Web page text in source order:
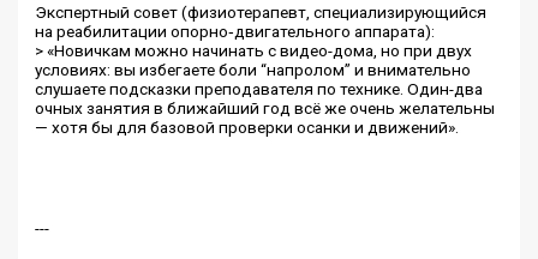
Экспертный совет (физиотерапевт, специализирующийся
на реабилитации опорно‑двигательного аппарата):
> «Новичкам можно начинать с видео-дома, но при двух
условиях: вы избегаете боли “напролом” и внимательно
слушаете подсказки преподавателя по технике. Один-два
очных занятия в ближайший год всё же очень желательны
— хотя бы для базовой проверки осанки и движений».
---